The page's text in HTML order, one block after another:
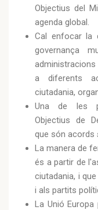
Objectius del
agenda global.
Cal enfocar la
governança
a diferents
ciutadania,
Una de les
Objectius de
que són acords
La manera de
és a partir de
ciutadania, i
i als partits
La Unió